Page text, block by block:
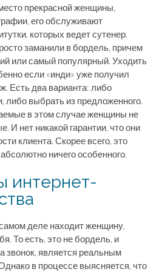
прекрасной женщины,
его обслуживают
которых ведет сутенер.
заманили в бордель, причем
или самый популярный. Уходить
если «инди» уже получил
Есть два варианта: либо
либо выбрать из предложенного.
в этом случае женщины не
И нет никакой гарантии, что они
клиента. Скорее всего, это
ничего особенного.
интернет-
деле находит женщину,
То есть, это не бордель, и
звонок, является реальным
в процессе выясняется, что